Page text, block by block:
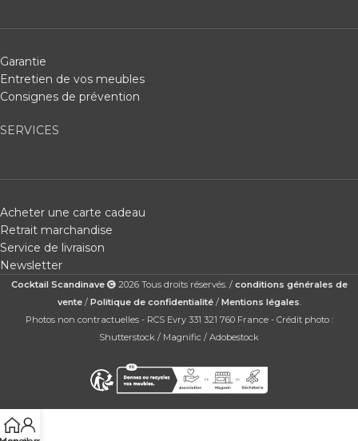
Garantie
Entretien de vos meubles
Consignes de prévention
SERVICES
Acheter une carte cadeau
Retrait marchandise
Service de livraison
Newsletter
Cocktail Scandinave 2026 Tous droits réservés. / conditions générales de
vente/ Politique de confidentialité/ Mentions légales
Photos non contractuelles - RCS Evry 331 321 760 France - Crédit photo :
Shutterstock / Magnific / Adobestock